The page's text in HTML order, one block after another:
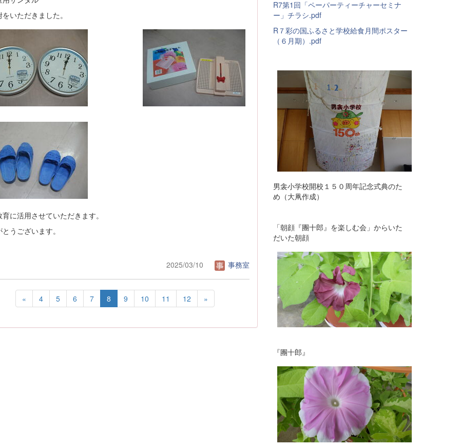
いただきました。
に活用させていただきます。
うございます。
2025/03/10 事務室
« 4 5 6 7 8 9 10 11 12 »
R7第1回「ペーパーティーチャーセミナ
ー」チラシ.pdf
R７彩の国ふるさと学校給食月間ポスター
（６月期）.pdf
男衾小学校開校１５０周年記念式典のた
め（大凧作成）
「朝顔『團十郎』を楽しむ会」からいた
だいた朝顔
『團十郎』